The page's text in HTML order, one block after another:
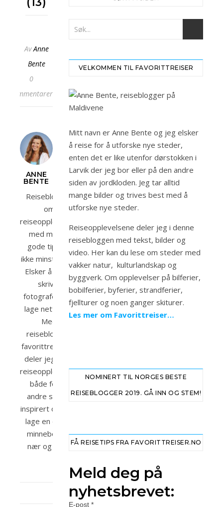
AvAnne
Bente
0
kommentarer
ANNE
BENTE
Reiseblogger
om
reiseopplevelser
med mange
gode tips og
ikke minst bilder.
Elsker å reise,
skrive,
fotografere og
lage nettsider.
Med
reisebloggen
favorittreiser.no
deler jeg mine
reiseopplevelser
både for at
andre skal bli
inspirert og for å
lage en digital
minnebok fra
nær og fjern.
VELKOMMEN TIL FAVORITTREISER
Mitt navn er Anne Bente og jeg elsker
å reise for å utforske nye steder,
enten det er like utenfor dørstokken i
Larvik der jeg bor eller på den andre
siden av jordkloden. Jeg tar alltid
mange bilder og trives best med å
utforske nye steder.
Reiseopplevelsene deler jeg i denne
reisebloggen med tekst, bilder og
video. Her kan du lese om steder med
vakker natur, kulturlandskap og
byggverk. Om opplevelser på bilferier,
bobilferier, byferier, strandferier,
fjellturer og noen ganger skiturer.
Les mer om Favorittreiser…
NOMINERT TIL NORGES BESTE
REISEBLOGGER 2019. GÅ INN OG STEM!
FÅ REISETIPS FRA FAVORITTREISER.NO
Meld deg på
nyhetsbrevet:
E-post *